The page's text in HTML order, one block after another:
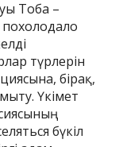
Тоба –
түрлерін
бірақ,
Үкімет
бүкіл